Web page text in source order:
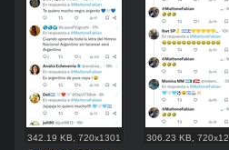
342.19 KB ,720x1301 306.23 KB